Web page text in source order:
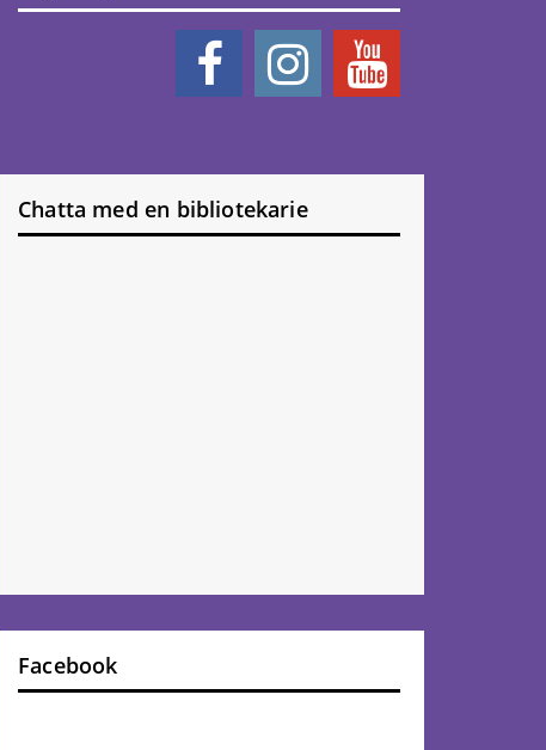
Chatta med en bibliotekarie
Facebook